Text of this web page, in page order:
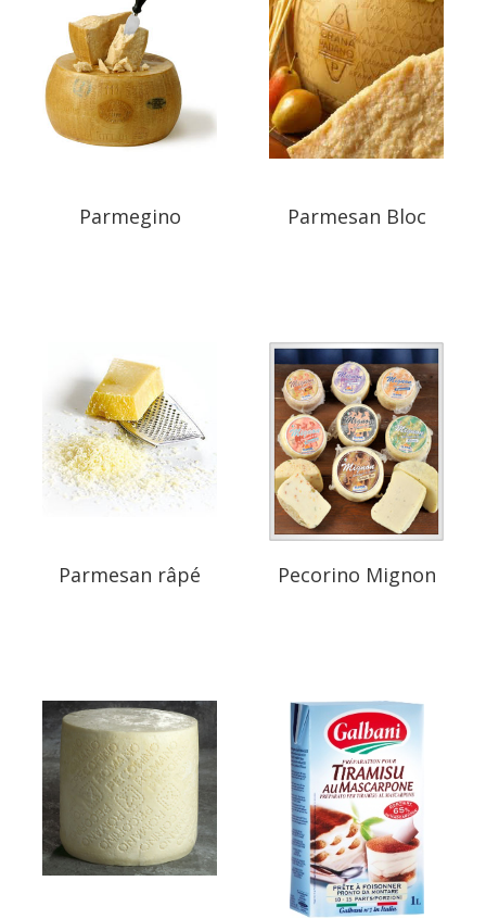
Parmegino Parmesan Bloc
Parmesan râpé Pecorino Mignon